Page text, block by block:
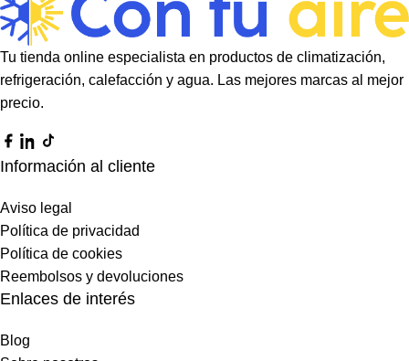
Tu tienda online especialista en productos de climatización,
refrigeración, calefacción y agua. Las mejores marcas al mejor
precio.
Información al cliente
Aviso legal
Política de privacidad
Política de cookies
Reembolsos y devoluciones
Enlaces de interés
Blog